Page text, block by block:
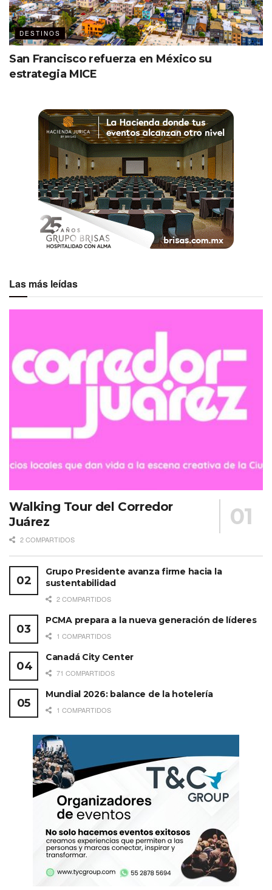
DESTINOS
San Francisco refuerza en México su
estrategia MICE
Las más leídas
Walking Tour del Corredor
Juárez
2 COMPARTIDOS
Grupo Presidente avanza firme hacia la
sustentabilidad
2 COMPARTIDOS
PCMA prepara a la nueva generación de líderes
1 COMPARTIDOS
Canadá City Center
71 COMPARTIDOS
Mundial 2026: balance de la hotelería
1 COMPARTIDOS